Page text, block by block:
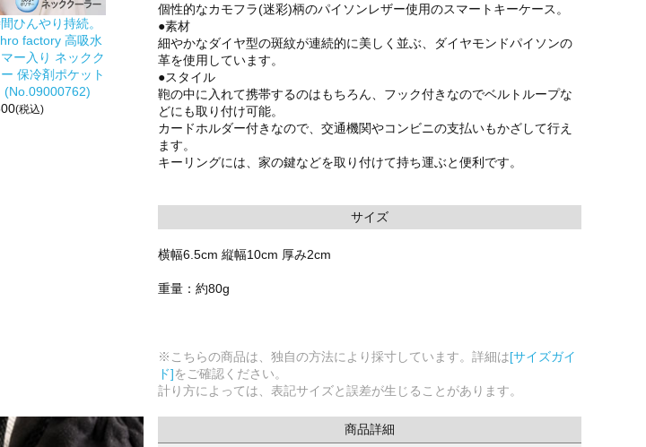
ひんやり持続。
factory 高吸水
ー入り ネックク
保冷剤ポケット
(No.09000762)
(税込)
個性的なカモフラ(迷彩)柄のパイソンレザー使用のスマートキーケース。
●素材
細やかなダイヤ型の斑紋が連続的に美しく並ぶ、ダイヤモンドパイソンの
革を使用しています。
●スタイル
鞄の中に入れて携帯するのはもちろん、フック付きなのでベルトループな
どにも取り付け可能。
カードホルダー付きなので、交通機関やコンビニの支払いもかざして行え
ます。
キーリングには、家の鍵などを取り付けて持ち運ぶと便利です。
サイズ
横幅6.5cm 縦幅10cm 厚み2cm
重量：約80g
※こちらの商品は、独自の方法により採寸しています。詳細は[サイズガイ
ド]をご確認ください。
計り方によっては、表記サイズと誤差が生じることがあります。
商品詳細